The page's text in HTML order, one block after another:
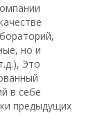
но и
Это
в себе
предыдущих